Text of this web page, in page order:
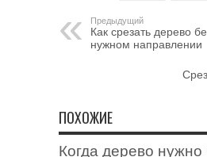
Предыдущий
Как срезать дерево
нужном направлении
ПОХОЖИЕ
Когда дерево нужно